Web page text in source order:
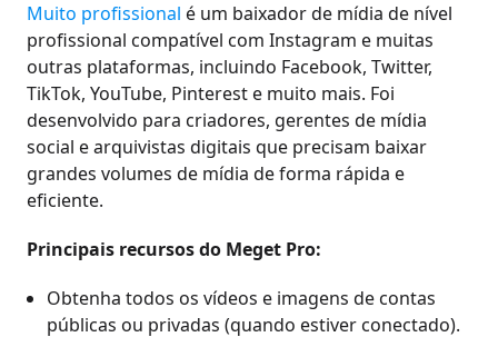
Muito profissional é um baixador de mídia de nível
profissional compatível com Instagram e muitas
outras plataformas, incluindo Facebook, Twitter,
TikTok, YouTube, Pinterest e muito mais. Foi
desenvolvido para criadores, gerentes de mídia
social e arquivistas digitais que precisam baixar
grandes volumes de mídia de forma rápida e
eficiente.
Principais recursos do Meget Pro:
Obtenha todos os vídeos e imagens de contas
públicas ou privadas (quando estiver conectado).